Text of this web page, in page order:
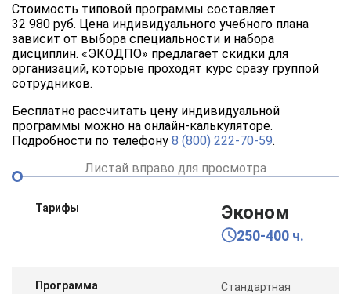
Стоимость типовой программы составляет
32 980 руб. Цена индивидуального учебного плана
зависит от выбора специальности и набора
дисциплин. «ЭКОДПО» предлагает скидки для
организаций, которые проходят курс сразу группой
сотрудников.
Бесплатно рассчитать цену индивидуальной
программы можно на онлайн-калькуляторе.
Подробности по телефону 8 (800) 222-70-59.
Листай вправо для просмотра
Тарифы Эконом
250-400 ч.
Программа
Стандартная